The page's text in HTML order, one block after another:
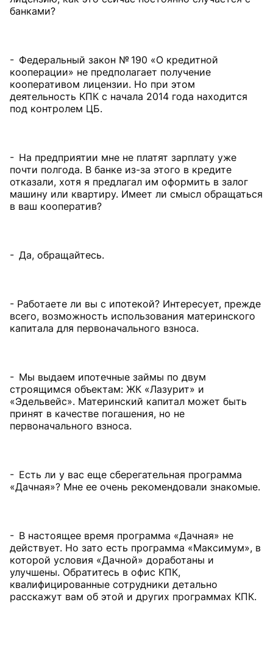
банками?
- Федеральный закон № 190 «О кредитной
кооперации» не предполагает получение
кооперативом лицензии. Но при этом
деятельность КПК с начала 2014 года находится
под контролем ЦБ.
- На предприятии мне не платят зарплату уже
почти полгода. В банке из-за этого в кредите
отказали, хотя я предлагал им оформить в залог
машину или квартиру. Имеет ли смысл обращаться
в ваш кооператив?
- Да, обращайтесь.
- Работаете ли вы с ипотекой? Интересует, прежде
всего, возможность использования материнского
капитала для первоначального взноса.
- Мы выдаем ипотечные займы по двум
строящимся объектам: ЖК «Лазурит» и
«Эдельвейс». Материнский капитал может быть
принят в качестве погашения, но не
первоначального взноса.
- Есть ли у вас еще сберегательная программа
«Дачная»? Мне ее очень рекомендовали знакомые.
- В настоящее время программа «Дачная» не
действует. Но зато есть программа «Максимум», в
которой условия «Дачной» доработаны и
улучшены. Обратитесь в офис КПК,
квалифицированные сотрудники детально
расскажут вам об этой и других программах КПК.